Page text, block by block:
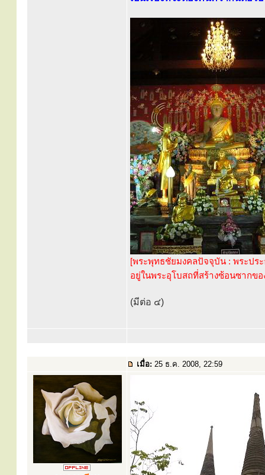
[พระพุทธชัยมงคลปัจจุบัน : พระปร
อยู่ในพระอุโบสถที่สร้างซ้อนซากข
(มีต่อ ๔)
เมื่อ: 25 ธ.ค. 2008, 22:59